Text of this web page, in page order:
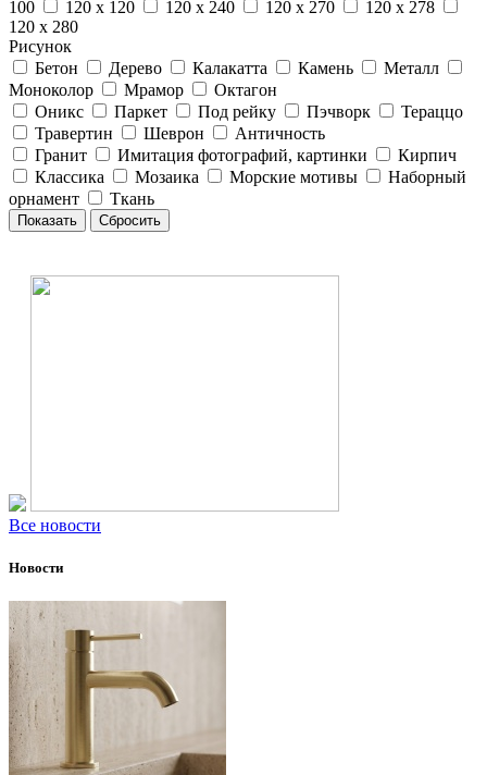
100
120 x 120 120 x 240 120 x 270
120 x 278
120 x 280
Рисунок
Бетон
Дерево Калакатта Камень
Металл
Моноколор
Мрамор
Октагон
Оникс
Паркет Под рейку Пэчворк
Тераццо
Травертин
Шеврон
Античность
Гранит
Имитация фотографий, картинки
Кирпич
Классика
Мозаика Морские мотивы
Наборный
орнамент
Ткань
Все новости
Новости